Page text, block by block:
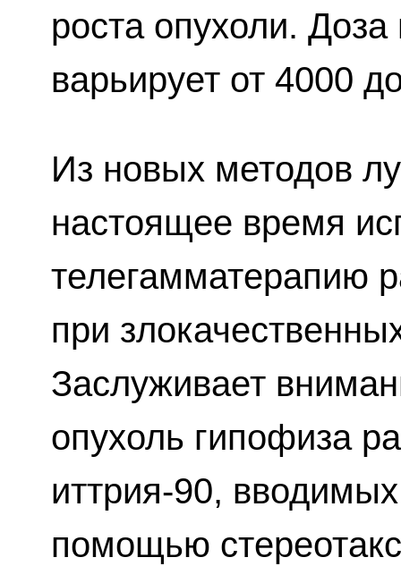
роста опухоли.
варьирует от 4000
Из новых методов
настоящее время
телегамматерапию
при
Заслуживает
опухоль гипофиза
иттрия-90,
помощью